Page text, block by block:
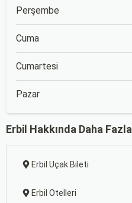
Perşembe
Cuma
Cumartesi
Pazar
Erbil Hakkında Daha Fazla
Erbil Uçak Bileti
Erbil Otelleri